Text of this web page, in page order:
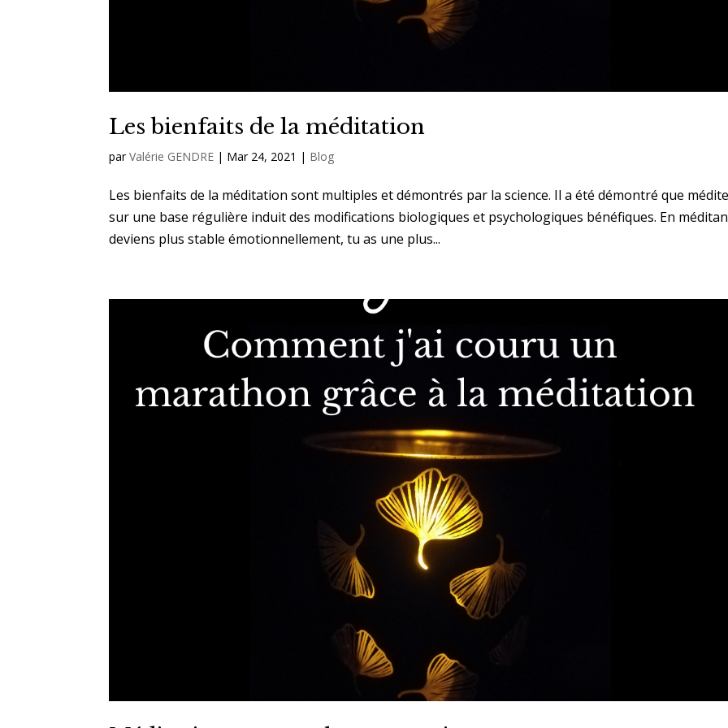
Les bienfaits de la méditation
parValérie GENDRE | Mar 24, 2021 | Blog
Les bienfaits de la méditation sont multiples et démontrés par la science. Il a été démontré que
sur une base régulière induit des modifications biologiques et psychologiques bénéfiques. En
deviens plus stable émotionnellement, tu as une plus...